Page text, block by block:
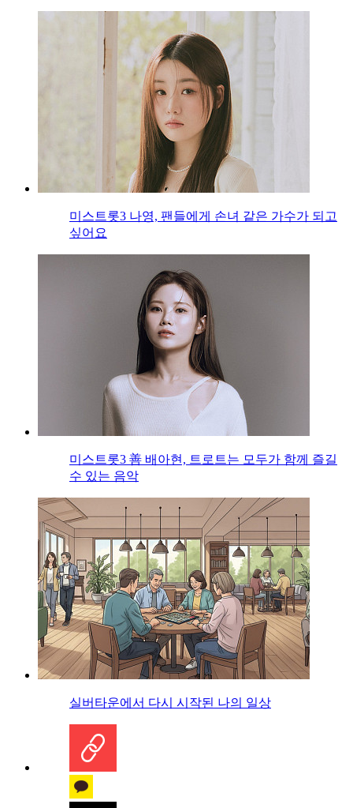
미스트롯3 나영, 팬들에게 손녀 같은 가수가 되고
싶어요
미스트롯3 善 배아현, 트로트는 모두가 함께 즐길
수 있는 음악
실버타운에서 다시 시작된 나의 일상